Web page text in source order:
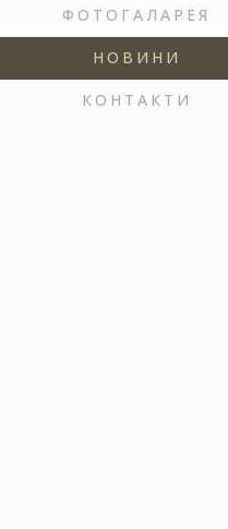
ФОТОГАЛАРЕЯ
НОВИНИ
КОНТАКТИ